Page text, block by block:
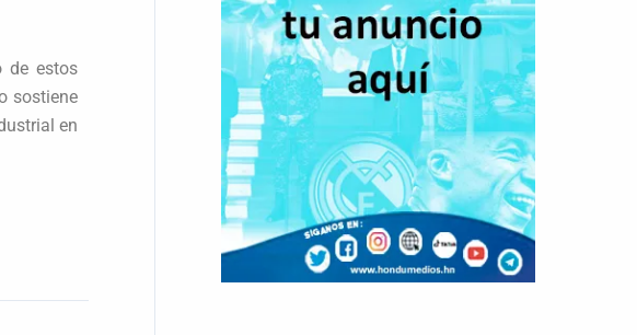
de estos
sostiene
en